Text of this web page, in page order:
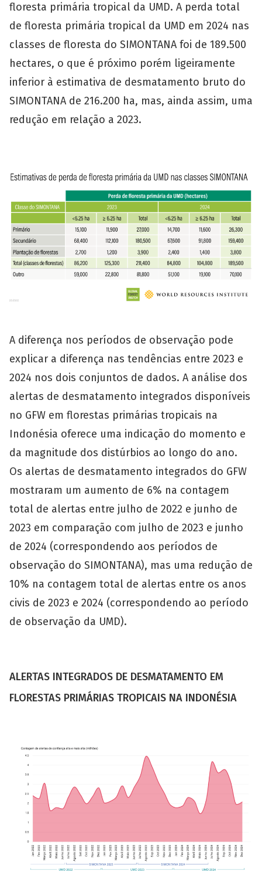
floresta primária tropical da UMD. A perda total
de floresta primária tropical da UMD em 2024 nas
classes de floresta do SIMONTANA foi de 189.500
hectares, o que é próximo porém ligeiramente
inferior à estimativa de desmatamento bruto do
SIMONTANA de 216.200 ha, mas, ainda assim, uma
redução em relação a 2023.
A diferença nos períodos de observação pode
explicar a diferença nas tendências entre 2023 e
2024 nos dois conjuntos de dados. A análise dos
alertas de desmatamento integrados disponíveis
no GFW em florestas primárias tropicais na
Indonésia oferece uma indicação do momento e
da magnitude dos distúrbios ao longo do ano.
Os alertas de desmatamento integrados do GFW
mostraram um aumento de 6% na contagem
total de alertas entre julho de 2022 e junho de
2023 em comparação com julho de 2023 e junho
de 2024 (correspondendo aos períodos de
observação do SIMONTANA), mas uma redução de
10% na contagem total de alertas entre os anos
civis de 2023 e 2024 (correspondendo ao período
de observação da UMD).
ALERTAS INTEGRADOS DE DESMATAMENTO EM
FLORESTAS PRIMÁRIAS TROPICAIS NA INDONÉSIA